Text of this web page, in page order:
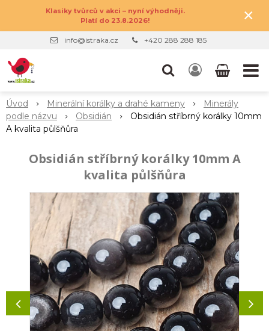
Klasiky tvůrců v akci – nyní výhodněji.
Platí do 23.8.2026!
×
info@istraka.cz +420 288 288 185
Úvod Minerální korálky a drahé kameny
Minerály
podle názvu
Obsidián
Obsidián stříbrný korálky 10mm
A kvalita půlšňůra
Obsidián stříbrný korálky 10mm A
kvalita půlšňůra